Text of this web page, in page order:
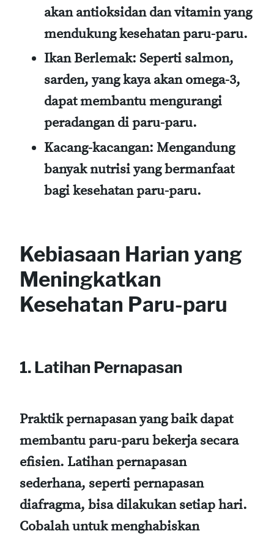
akan antioksidan dan vitamin yang
mendukung kesehatan paru-paru.
Ikan Berlemak: Seperti salmon,
sarden, yang kaya akan omega-3,
dapat membantu mengurangi
peradangan di paru-paru.
Kacang-kacangan: Mengandung
banyak nutrisi yang bermanfaat
bagi kesehatan paru-paru.
Kebiasaan Harian yang
Meningkatkan
Kesehatan Paru-paru
1.Latihan Pernapasan
Praktik pernapasan yang baik dapat
membantu paru-paru bekerja secara
efisien. Latihan pernapasan
sederhana, seperti pernapasan
diafragma, bisa dilakukan setiap hari.
Cobalah untuk menghabiskan